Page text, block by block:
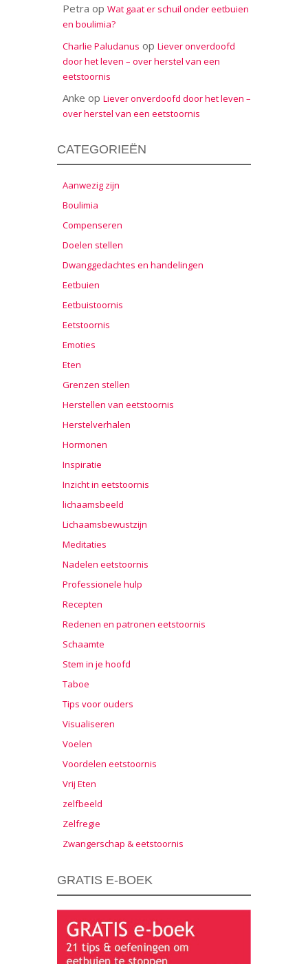
Petra op Wat gaat er schuil onder eetbuien
en boulimia?
Charlie Paludanus op Liever onverdoofd
door het leven – over herstel van een
eetstoornis
Anke op Liever onverdoofd door het leven –
over herstel van een eetstoornis
CATEGORIEËN
Aanwezig zijn
Boulimia
Compenseren
Doelen stellen
Dwanggedachtes en handelingen
Eetbuien
Eetbuistoornis
Eetstoornis
Emoties
Eten
Grenzen stellen
Herstellen van eetstoornis
Herstelverhalen
Hormonen
Inspiratie
Inzicht in eetstoornis
lichaamsbeeld
Lichaamsbewustzijn
Meditaties
Nadelen eetstoornis
Professionele hulp
Recepten
Redenen en patronen eetstoornis
Schaamte
Stem in je hoofd
Taboe
Tips voor ouders
Visualiseren
Voelen
Voordelen eetstoornis
Vrij Eten
zelfbeeld
Zelfregie
Zwangerschap & eetstoornis
GRATIS E-BOEK